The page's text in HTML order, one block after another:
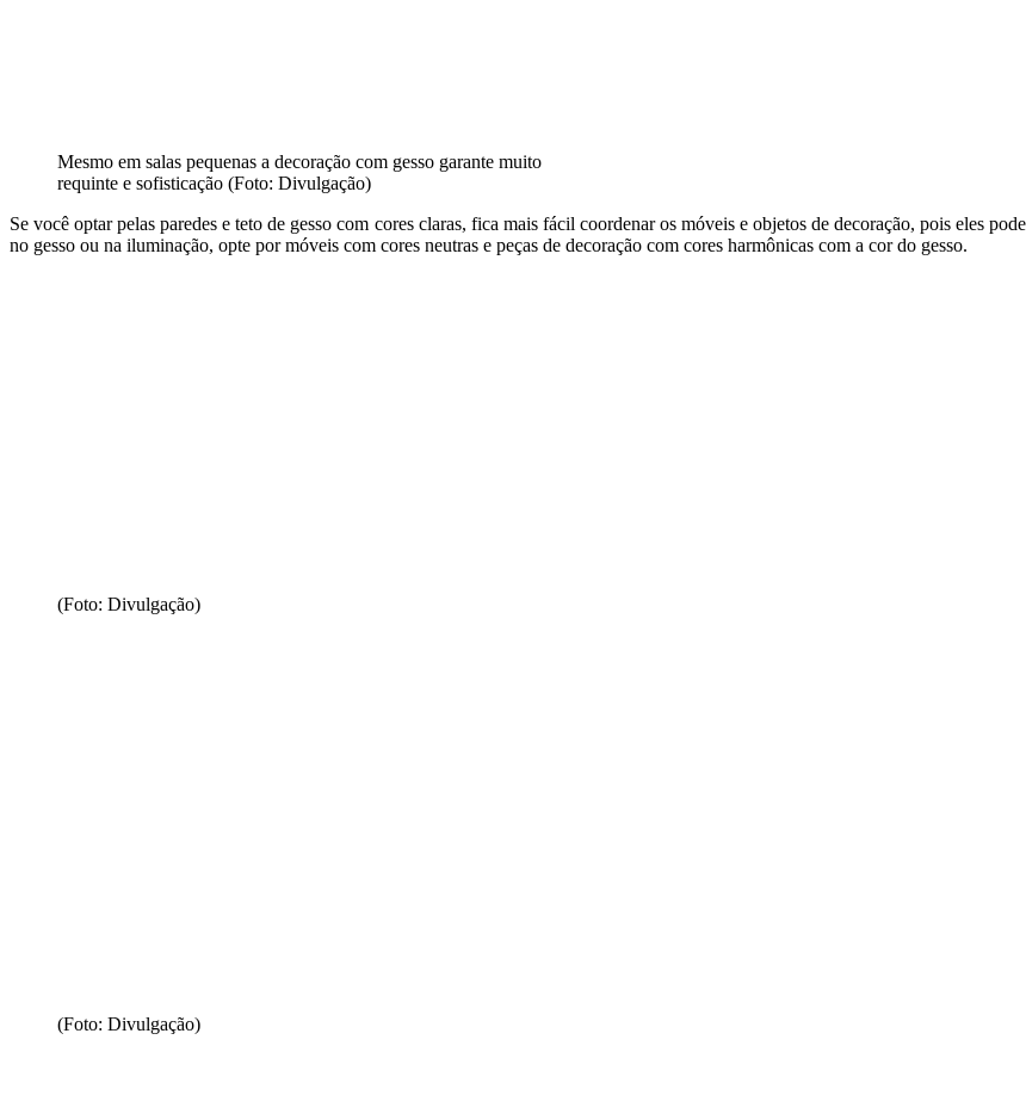
Mesmo em salas pequenas a decoração com gesso garante muito
requinte e sofisticação (Foto: Divulgação)
Se você optar pelas paredes e teto de gesso com cores claras, fica mais fácil coordenar os móveis e objetos de decoração, pois eles
no gesso ou na iluminação, opte por móveis com cores neutras e peças de decoração com cores harmônicas com a cor do gesso.
(Foto: Divulgação)
(Foto: Divulgação)